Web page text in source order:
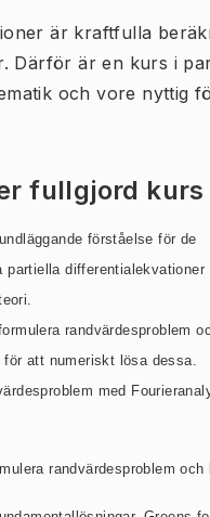
är kraftfulla
Därför är en kurs i
och vore nyttig
fullgjord
förståelse för de
partiella differentialekvationer
randvärdesproblem
att numeriskt lösa dessa.
med
randvärdesproblemoch